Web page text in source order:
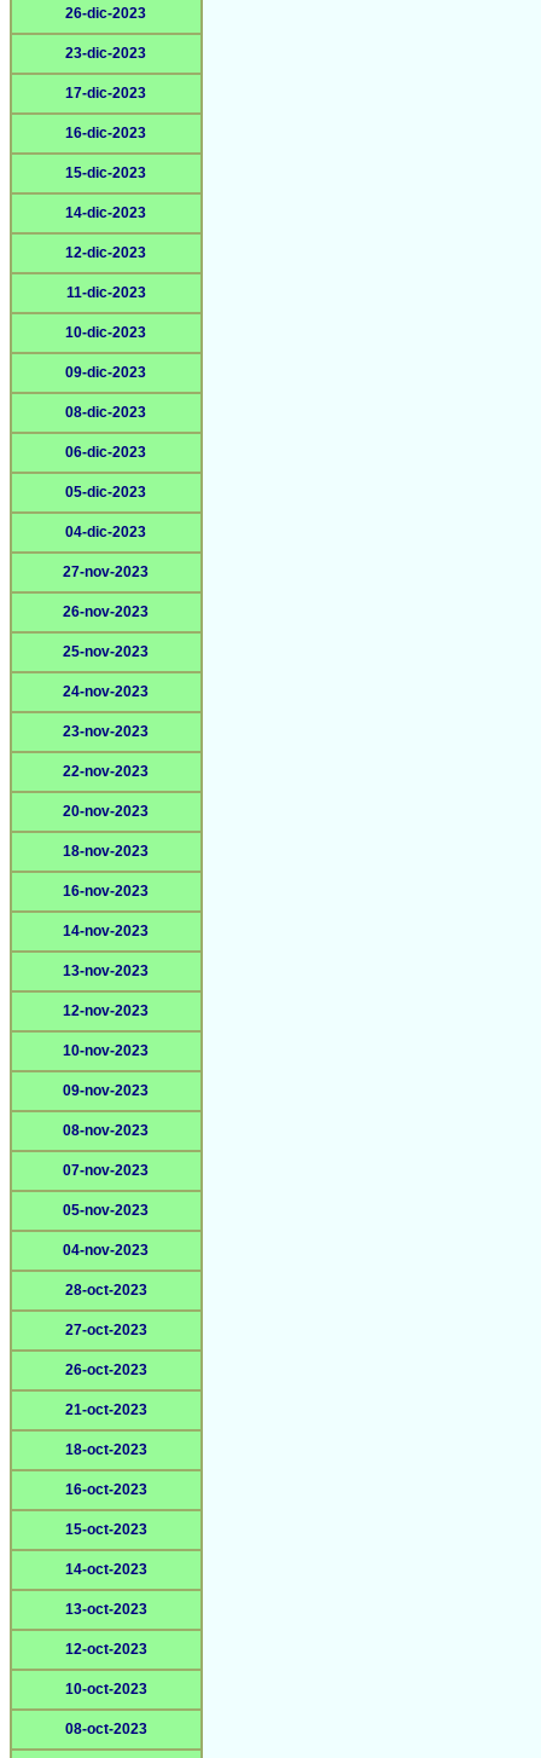
26-dic-2023
23-dic-2023
17-dic-2023
16-dic-2023
15-dic-2023
14-dic-2023
12-dic-2023
11-dic-2023
10-dic-2023
09-dic-2023
08-dic-2023
06-dic-2023
05-dic-2023
04-dic-2023
27-nov-2023
26-nov-2023
25-nov-2023
24-nov-2023
23-nov-2023
22-nov-2023
20-nov-2023
18-nov-2023
16-nov-2023
14-nov-2023
13-nov-2023
12-nov-2023
10-nov-2023
09-nov-2023
08-nov-2023
07-nov-2023
05-nov-2023
04-nov-2023
28-oct-2023
27-oct-2023
26-oct-2023
21-oct-2023
18-oct-2023
16-oct-2023
15-oct-2023
14-oct-2023
13-oct-2023
12-oct-2023
10-oct-2023
08-oct-2023